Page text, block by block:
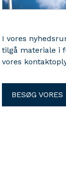
I vores
tilgå materiale i
vores
BESØG